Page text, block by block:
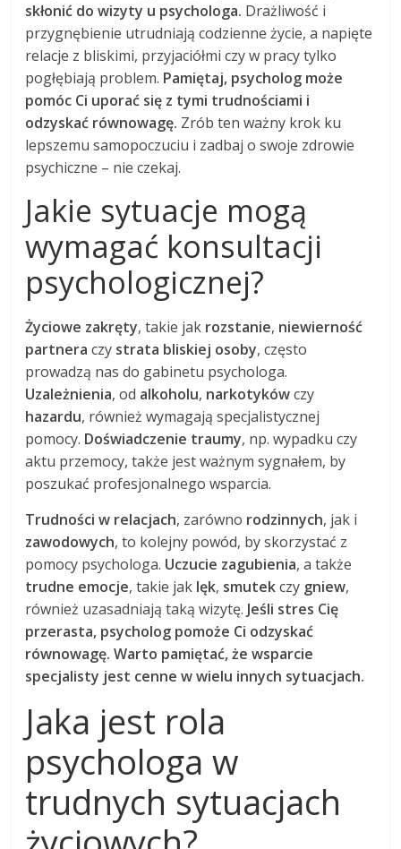
skłonić do wizyty u psychologa. Drażliwość i
przygnębienie utrudniają codzienne życie, a napięte
relacje z bliskimi, przyjaciółmi czy w pracy tylko
pogłębiają problem. Pamiętaj, psycholog może
pomóc Ci uporać się z tymi trudnościami i
odzyskać równowagę. Zrób ten ważny krok ku
lepszemu samopoczuciu i zadbaj o swoje zdrowie
psychiczne – nie czekaj.
Jakie sytuacje mogą
wymagać konsultacji
psychologicznej?
Życiowe zakręty, takie jak rozstanie, niewierność
partnera czy strata bliskiej osoby, często
prowadzą nas do gabinetu psychologa.
Uzależnienia, od alkoholu, narkotykówczy
hazardu, również wymagają specjalistycznej
pomocy. Doświadczenie traumy, np. wypadku czy
aktu przemocy, także jest ważnym sygnałem, by
poszukać profesjonalnego wsparcia.
Trudności w relacjach, zarówno rodzinnych, jak i
zawodowych, to kolejny powód, by skorzystać z
pomocy psychologa. Uczucie zagubienia, a także
trudne emocje, takie jak lęk, smutekczy gniew,
również uzasadniają taką wizytę. Jeśli stres Cię
przerasta, psycholog pomoże Ci odzyskać
równowagę. Warto pamiętać, że wsparcie
specjalisty jest cenne w wielu innych sytuacjach.
Jaka jest rola
psychologa w
trudnych sytuacjach